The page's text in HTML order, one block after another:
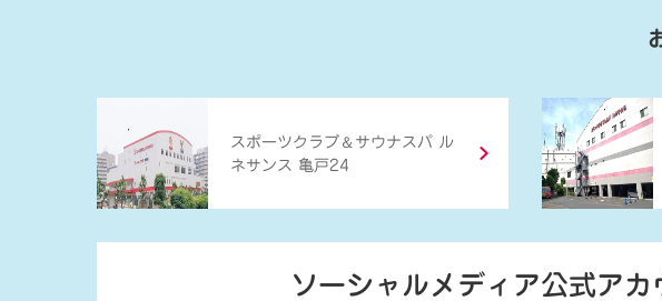
スポーツクラブ ＆ サウナスパ ル
ネサンス 亀戸24
ソーシャルメディア公式アカ